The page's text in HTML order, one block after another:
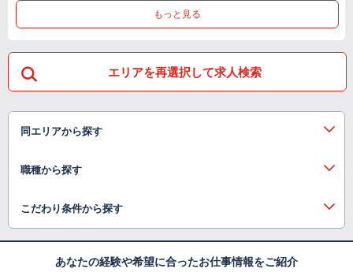
もっと見る
エリアを再選択して求人検索
同エリアから探す
職種から探す
こだわり条件から探す
あなたの経験や希望に合ったお仕事情報をご紹介